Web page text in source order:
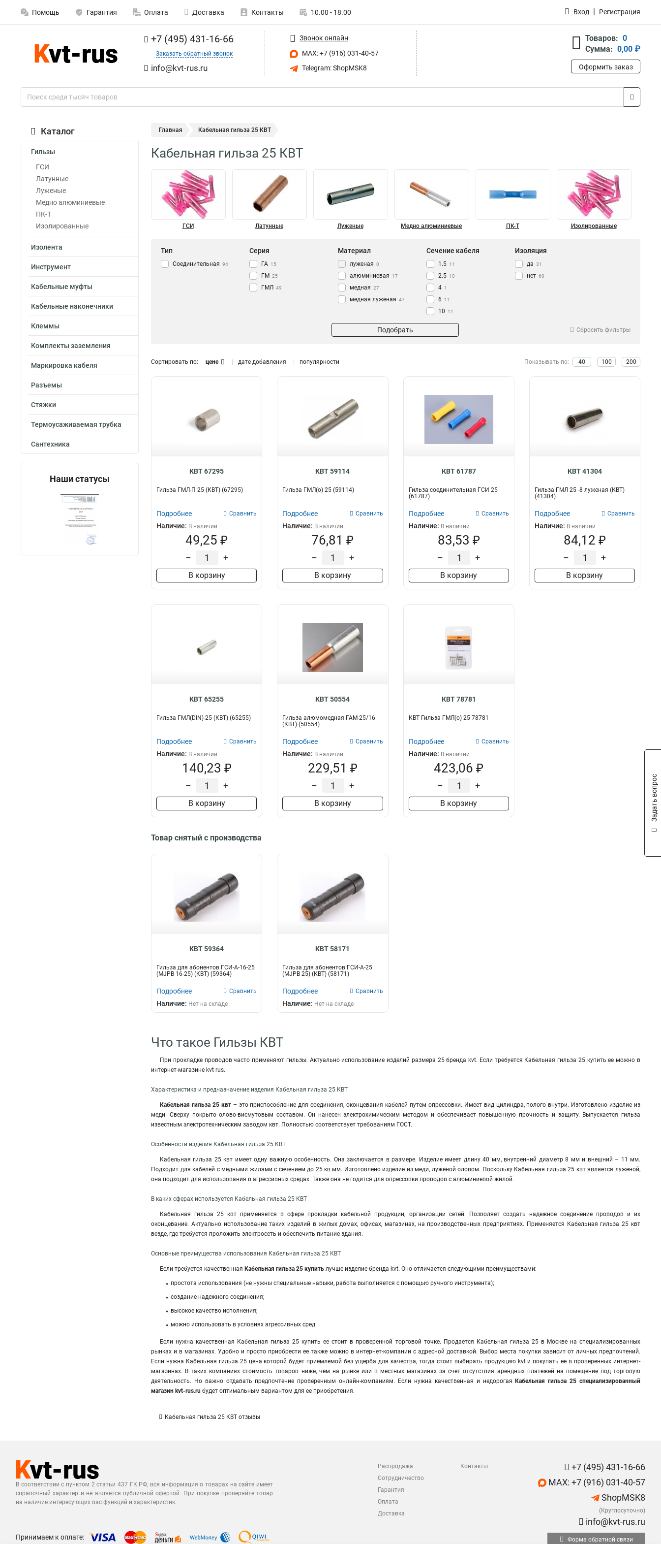
Помощь Гарантия Оплата Доставка Контакты 10.00 - 18.00 Вход Регистрация
+7 (495) 431-16-66
Заказать обратный звонок
info@kvt-rus.ru
Звонок онлайн
MAX: +7 (916) 031-40-57
Telegram: ShopMSK8
Товаров: 0
Сумма: 0,00 ₽
Оформить заказ
Каталог
Гильзы
ГСИ
Латунные
Луженые
Медно алюминиевые
ПК-Т
Изолированные
Изолента
Инструмент
Кабельные муфты
Кабельные наконечники
Клеммы
Комплекты заземления
Маркировка кабеля
Разъемы
Стяжки
Термоусаживаемая трубка
Сантехника
Наши статусы
Главная Кабельная гильза 25 КВТ
Кабельная гильза 25 КВТ
ГСИ Латунные Луженые Медно алюминиевые ПК-Т Изолированные
Тип
Соединительная 94
Серия
ГА 15
ГМ 25
ГМЛ 49
Материал
луженая 0
алюминиевая 17
медная 27
медная луженая 47
Сечение кабеля
1.5 11
2.5 10
4 1
6 11
10 11
16 8
25 9
120 4
150 4
185 4
240 4
Изоляция
да 31
нет 60
Подобрать Сбросить фильтры
Сортировать по: цене дате добавления популярности Показывать по: 40 100 200
КВТ 67295
Гильза ГМЛ-П 25 (КВТ) (67295)
Подробнее Сравнить
Наличие: В наличии
49,25 ₽
– +
В корзину
КВТ 59114
Гильза ГМЛ(о) 25 (59114)
Подробнее Сравнить
Наличие: В наличии
76,81 ₽
– +
В корзину
КВТ 61787
Гильза соединительная ГСИ 25
(61787)
Подробнее Сравнить
Наличие: В наличии
83,53 ₽
– +
В корзину
КВТ 41304
Гильза ГМЛ 25 -8 луженая (КВТ)
(41304)
Подробнее Сравнить
Наличие: В наличии
84,12 ₽
– +
В корзину
КВТ 65255
Гильза ГМЛ(DIN)-25 (КВТ) (65255)
Подробнее Сравнить
Наличие: В наличии
140,23 ₽
– +
В корзину
КВТ 50554
Гильза алюмомедная ГАМ-25/16
(КВТ) (50554)
Подробнее Сравнить
Наличие: В наличии
229,51 ₽
– +
В корзину
КВТ 78781
КВТ Гильза ГМЛ(о) 25 78781
Подробнее Сравнить
Наличие: В наличии
423,06 ₽
– +
В корзину
Товар снятый с производства
КВТ 59364
Гильза для абонентов ГСИ-А-16-25
(MJPB 16-25) (КВТ) (59364)
Подробнее Сравнить
Наличие: Нет на складе
КВТ 58171
Гильза для абонентов ГСИ-А-25
(MJPB 25) (КВТ) (58171)
Подробнее Сравнить
Наличие: Нет на складе
Что такое Гильзы КВТ
При прокладке проводов часто применяют гильзы. Актуально использование изделий размера 25 бренда kvt. Если требуется Кабельная гильза 25 купить ее можно в
интернет-магазине kvt rus.
Характеристика и предназначение изделия Кабельная гильза 25 КВТ
Кабельная гильза 25 квт– это приспособление для соединения, оконцевания кабелей путем опрессовки. Имеет вид цилиндра, полого внутри. Изготовлено изделие из
меди. Сверху покрыто олово-висмутовым составом. Он нанесен электрохимическим методом и обеспечивает повышенную прочность и защиту. Выпускается гильза
известным электротехническим заводом квт. Полностью соответствует требованиям ГОСТ.
Особенности изделия Кабельная гильза 25 КВТ
Кабельная гильза 25 квт имеет одну важную особенность. Она заключается в размере. Изделие имеет длину 40 мм, внутренний диаметр 8 мм и внешний – 11 мм.
Подходит для кабелей с медными жилами с сечением до 25 кв.мм. Изготовлено изделие из меди, луженой оловом. Поскольку Кабельная гильза 25 квт является луженой,
она подходит для использования в агрессивных средах. Также она не годится для опрессовки проводов с алюминиевой жилой.
В каких сферах используется Кабельная гильза 25 КВТ
Кабельная гильза 25 квт применяется в сфере прокладки кабельной продукции, организации сетей. Позволяет создать надежное соединение проводов и их
оконцевание. Актуально использование таких изделий в жилых домах, офисах, магазинах, на производственных предприятиях. Применяется Кабельная гильза 25 квт
везде, где требуется проложить электросеть и обеспечить питание здания.
Основные преимущества использования Кабельная гильза 25 КВТ
Если требуется качественная Кабельная гильза 25 купить лучше изделие бренда kvt. Оно отличается следующими преимуществами:
простота использования (не нужны специальные навыки, работа выполняется с помощью ручного инструмента);
создание надежного соединения;
высокое качество исполнения;
можно использовать в условиях агрессивных сред.
Если нужна качественная Кабельная гильза 25 купить ее стоит в проверенной торговой точке. Продается Кабельная гильза 25 в Москве на специализированных
рынках и в магазинах. Удобно и просто приобрести ее также можно в интернет-компании с адресной доставкой. Выбор места покупки зависит от личных предпочтений.
Если нужна Кабельная гильза 25 цена которой будет приемлемой без ущерба для качества, тогда стоит выбирать продукцию kvt и покупать ее в проверенных интернет-
магазинах. В таких компаниях стоимость товаров ниже, чем на рынке или в местных магазинах за счет отсутствия арендных платежей на помещение под торговую
деятельность. Но важно отдавать предпочтение проверенным онлайн-компаниям. Если нужна качественная и недорогая Кабельная гильза 25 специализированный
магазин kvt-rus.ru будет оптимальным вариантом для ее приобретения.
Кабельная гильза 25 КВТ отзывы
В соответствии с пунктом 2 статьи 437 ГК РФ, вся информация о товарах на сайте имеет
справочный характер и не является публичной офертой. При покупке проверяйте товар
на наличие интересующих вас функций и характеристик.
Распродажа
Сотрудничество
Гарантия
Оплата
Доставка
Контакты
+7 (495) 431-16-66
MAX: +7 (916) 031-40-57
ShopMSK8
(Круглосуточно)
info@kvt-rus.ru
Принимаем к оплате: Форма обратной связи
Задать вопрос